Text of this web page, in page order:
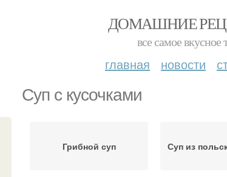
ДОМАШНИЕ
все самое вкусное
главная новости
Суп с кусочками
Грибной суп Суп из